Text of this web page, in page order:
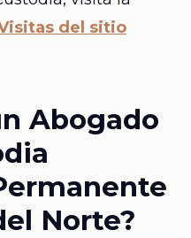
del sitio
Abogado
Norte?